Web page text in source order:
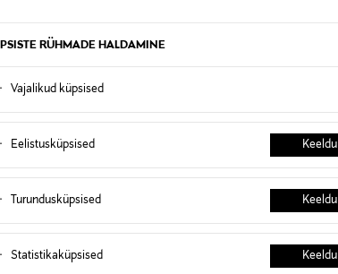
RÜHMADE HALDAMINE
Vajalikud küpsised
Eelistusküpsised Keeldu
Turundusküpsised Keeldu
Statistikaküpsised Keeldu
ja seljal seotavad paelad.
60 °C.
100% linane
80 x 90 cm
Lindex Group Oyj